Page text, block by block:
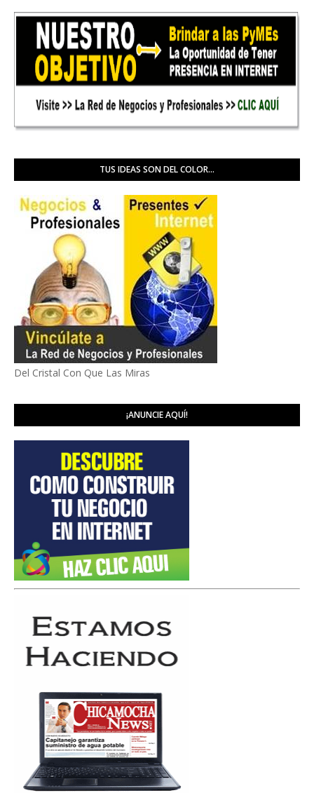
TUS IDEAS SON DEL COLOR...
Del Cristal Con Que Las Miras
¡ANUNCIE AQUÍ!